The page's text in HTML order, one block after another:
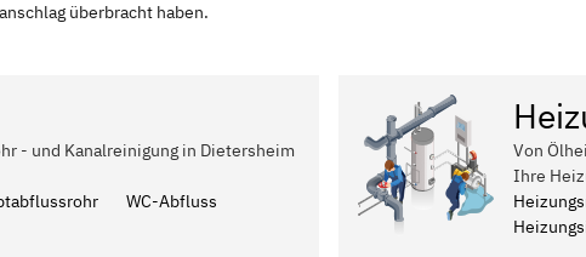
überbracht haben.
- und Kanalreinigung in Dietersheim
WC-Abfluss
Von
Ihre